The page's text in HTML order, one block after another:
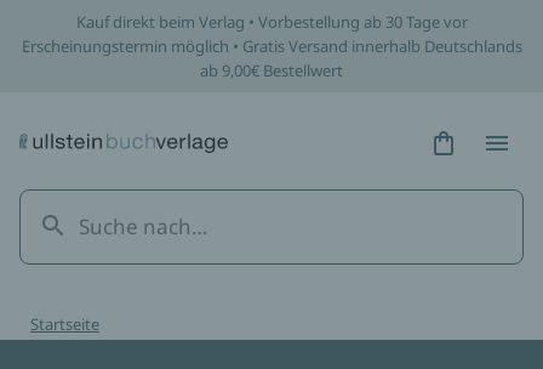
Kauf direkt beim Verlag • Vorbestellung ab 30 Tage vor
Erscheinungstermin möglich • Gratis Versand innerhalb Deutschlands
ab 9,00€ Bestellwert
Hidden
Startseite